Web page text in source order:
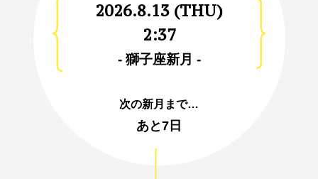
2026.8.13 (THU)
2:37
- 獅子座新月 -
次の新月まで…
あと7日